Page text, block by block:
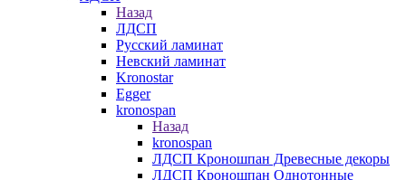
Назад
ЛДСП
Русский ламинат
Невский ламинат
Kronostar
Egger
kronospan
Назад
kronospan
ЛДСП Кроношпан Древесные декоры
ЛДСП Кроношпан Однотонные